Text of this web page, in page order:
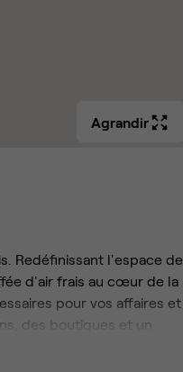
Agrandir
Redéfinissant l'espace de
d'air frais au cœur de la
pour vos affaires et
des boutiques et un
espaces flexibles et